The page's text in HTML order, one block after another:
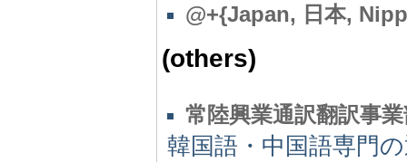
@+{Japan, 日本,
(others)
常陸興業通訳翻訳事
韓国語・中国語専門